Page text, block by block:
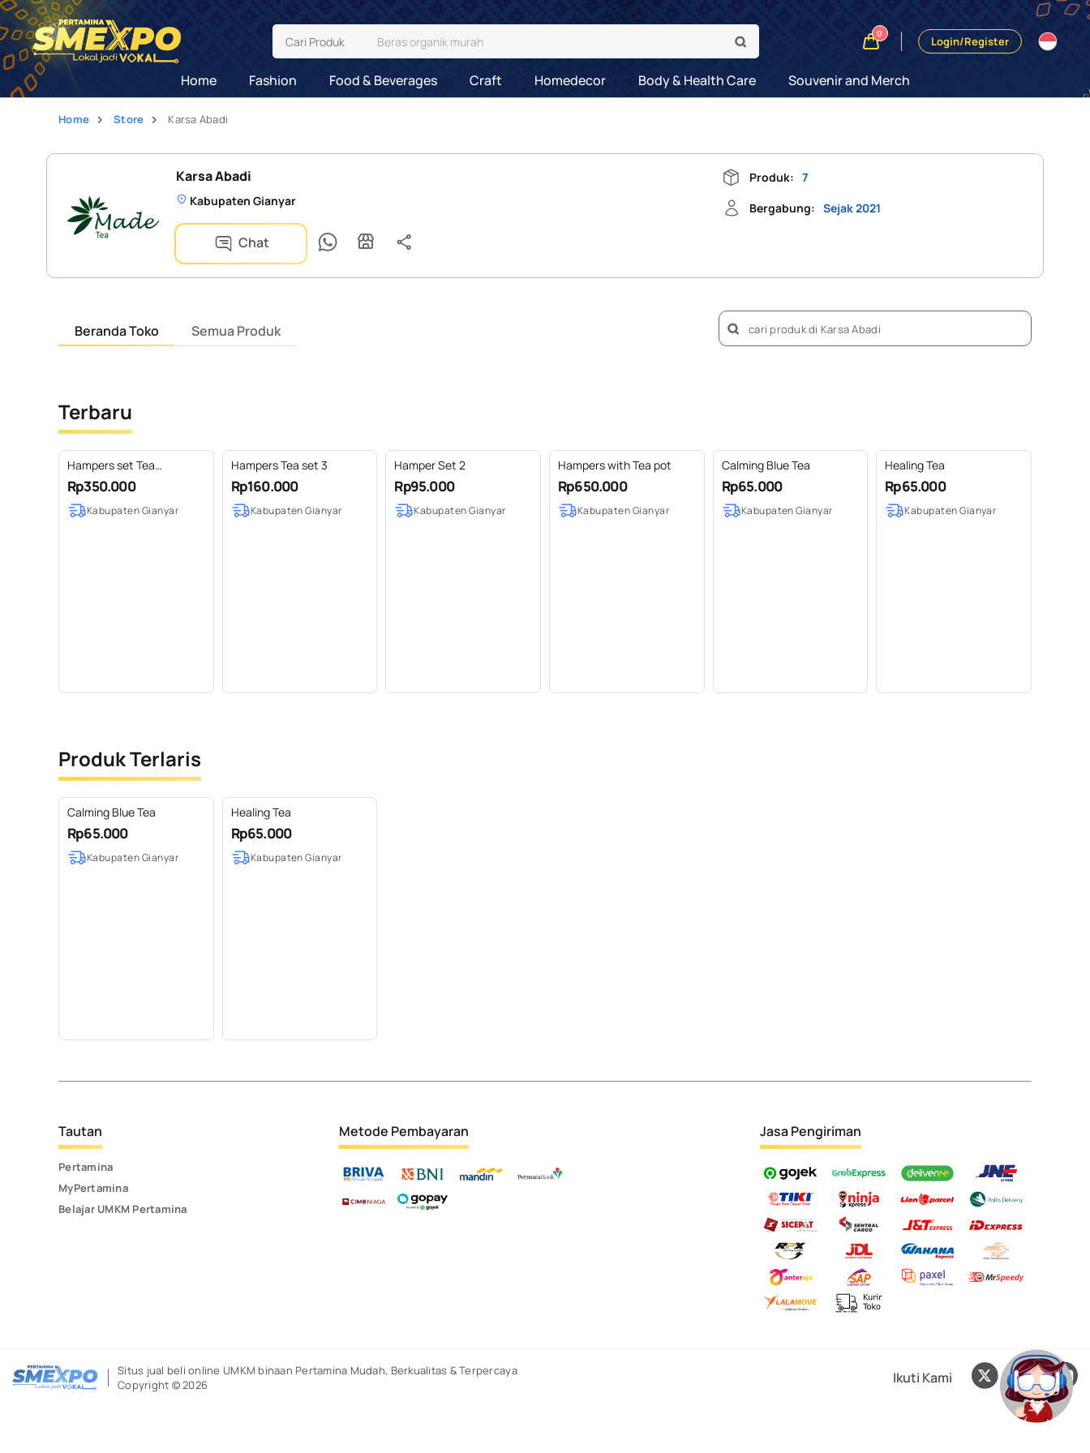
Cari Produk
0
Login/Register
Home Fashion Food & Beverages Craft Homedecor Body & Health Care Souvenir and Merch
Home Store Karsa Abadi
Karsa Abadi
Kabupaten Gianyar
Chat
Produk: 7
Bergabung: Sejak 2021
Beranda Toko Semua Produk
Terbaru
Hampers set Tea
Thumbler
Rp350.000
Kabupaten Gianyar
Hampers Tea set 3
Rp160.000
Kabupaten Gianyar
Hamper Set 2
Rp95.000
Kabupaten Gianyar
Hampers with Tea pot
Rp650.000
Kabupaten Gianyar
Calming Blue Tea
Rp65.000
Kabupaten Gianyar
Healing Tea
Rp65.000
Kabupaten Gianyar
Produk Terlaris
Calming Blue Tea
Rp65.000
Kabupaten Gianyar
Healing Tea
Rp65.000
Kabupaten Gianyar
Tautan
Pertamina
MyPertamina
Belajar UMKM Pertamina
Metode Pembayaran Jasa Pengiriman
Situs jual beli online UMKM binaan Pertamina Mudah, Berkualitas & Terpercaya
Copyright © 2026
Ikuti Kami